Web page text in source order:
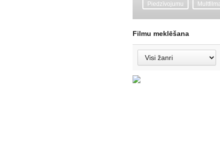
Piedzīvojumu
Filmu meklēšana